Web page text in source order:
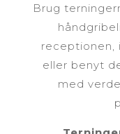
Brug
receptionen,
eller benyt
med